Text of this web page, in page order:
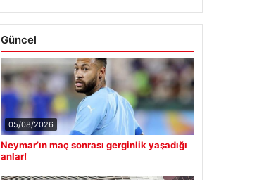
Güncel
05/08/2026
Neymar’ın maç sonrası gerginlik yaşadığı
anlar!